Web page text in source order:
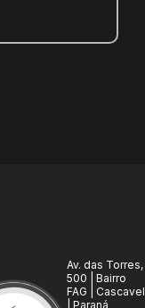
Av. das Torres,
500 | Bairro
FAG | Cascavel
| Paraná